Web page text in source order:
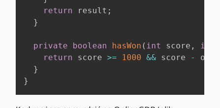
return result ;
}
private boolean hasWon ( int score , int
return score >= 1000 && score -
}
}